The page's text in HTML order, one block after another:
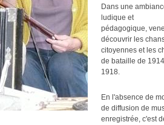
Dans une
ludique et
pédagogique,
découvrir les
citoyennes et les
de bataille de
1918.
En l'absence de
de diffusion de
enregistrée, c'est